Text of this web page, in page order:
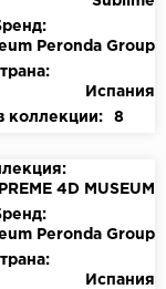
Peronda Group
Испания
коллекции:
8
4D MUSEUM
Peronda Group
Испания